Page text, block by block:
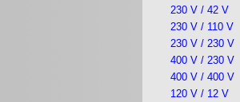
230 V / 42 V
230 V / 110 V
230 V / 230 V
400 V / 230 V
400 V / 400 V
120 V / 12 V